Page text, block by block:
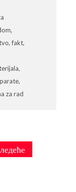
,
,fakt,
,
,
za rad